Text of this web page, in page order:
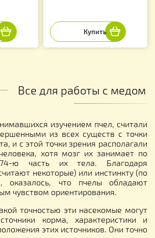
Все для работы с медом
изучением пчел, считали
из всех существ с точки
и с этой точки зрения располагали
хотя мозг их занимает по
ю часть их тела. Благодаря
некоторые) или инстинкту (по
оказалось, что пчелы обладают
чувством ориентирования.
точностью эти насекомые могут
корма, характеристики и
этих источников. Они точно